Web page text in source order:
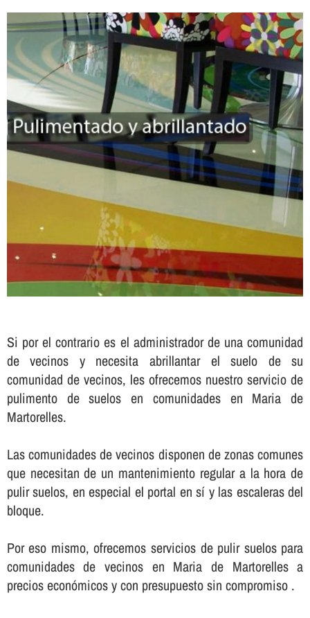
Si por el contrario es el administrador de una comunidad
de vecinos y necesita abrillantar el suelo de su
comunidad de vecinos, les ofrecemos nuestro servicio de
pulimento de suelos en comunidades en Maria de
Martorelles.
Las comunidades de vecinos disponen de zonas comunes
que necesitan de un mantenimiento regular a la hora de
pulir suelos, en especial el portal en sí­ y las escaleras del
bloque.
Por eso mismo, ofrecemos servicios de pulir suelos para
comunidades de vecinos en Maria de Martorelles a
precios económicos y con presupuesto sin compromiso .